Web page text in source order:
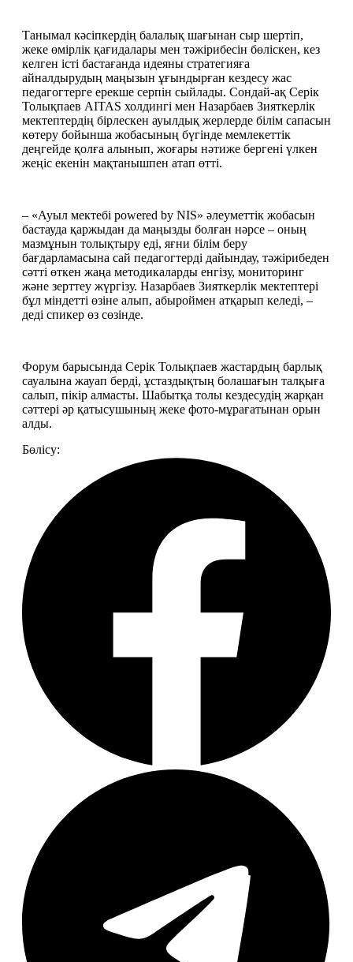
Танымал кәсіпкердің балалық шағынан сыр шертіп,
жеке өмірлік қағидалары мен тәжірибесін бөліскен, кез
келген істі бастағанда идеяны стратегияға
айналдырудың маңызын ұғындырған кездесу жас
педагогтерге ерекше серпін сыйлады. Сондай-ақ Серік
Толықпаев AITAS холдингі мен Назарбаев Зияткерлік
мектептердің бірлескен ауылдық жерлерде білім сапасын
көтеру бойынша жобасының бүгінде мемлекеттік
деңгейде қолға алынып, жоғары нәтиже бергені үлкен
жеңіс екенін мақтанышпен атап өтті.
– «Ауыл мектебі powered by NIS» әлеуметтік жобасын
бастауда қаржыдан да маңызды болған нәрсе – оның
мазмұнын толықтыру еді, яғни білім беру
бағдарламасына сай педагогтерді дайындау, тәжірибеден
сәтті өткен жаңа методикаларды енгізу, мониторинг
және зерттеу жүргізу. Назарбаев Зияткерлік мектептері
бұл міндетті өзіне алып, абыроймен атқарып келеді, –
деді спикер өз сөзінде.
Форум барысында Серік Толықпаев жастардың барлық
сауалына жауап берді, ұстаздықтың болашағын талқыға
салып, пікір алмасты. Шабытқа толы кездесудің жарқан
сәттері әр қатысушының жеке фото-мұрағатынан орын
алды.
Бөлісу: